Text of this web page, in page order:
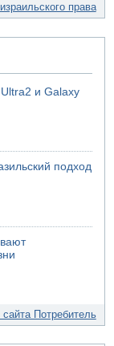
права
и Galaxy
подход
сайта Потребитель